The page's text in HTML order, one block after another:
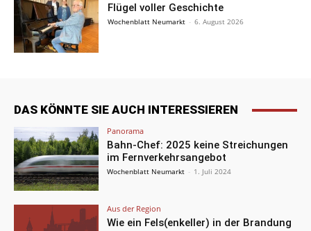
Flügel voller Geschichte
Wochenblatt Neumarkt - 6. August 2026
DAS KÖNNTE SIE AUCH INTERESSIEREN
Panorama
Bahn-Chef: 2025 keine Streichungen
im Fernverkehrsangebot
Wochenblatt Neumarkt - 1. Juli 2024
Aus der Region
Wie ein Fels(enkeller) in der Brandung